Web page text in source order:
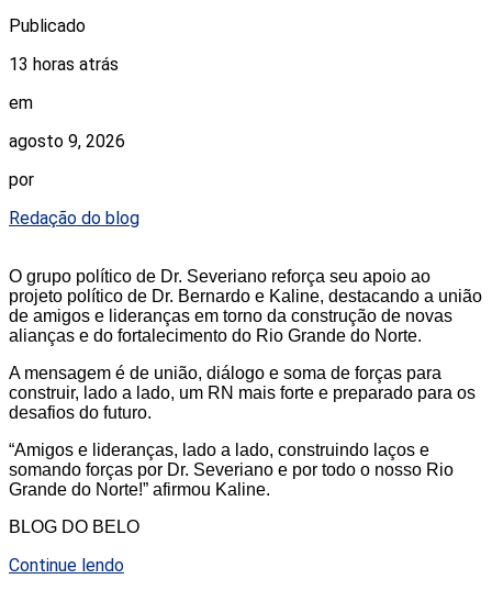
Publicado
13 horas atrás
em
agosto 9, 2026
por
Redação do blog
O grupo político de Dr. Severiano reforça seu apoio ao
projeto político de Dr. Bernardo e Kaline, destacando a união
de amigos e lideranças em torno da construção de novas
alianças e do fortalecimento do Rio Grande do Norte.
A mensagem é de união, diálogo e soma de forças para
construir, lado a lado, um RN mais forte e preparado para os
desafios do futuro.
“Amigos e lideranças, lado a lado, construindo laços e
somando forças por Dr. Severiano e por todo o nosso Rio
Grande do Norte!” afirmou Kaline.
BLOG DO BELO
Continue lendo